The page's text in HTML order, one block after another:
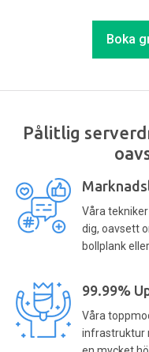
Boka
Pålitlig
Våra
dig, oavsett
bollplank
99.99%
Våra
infrastruktur